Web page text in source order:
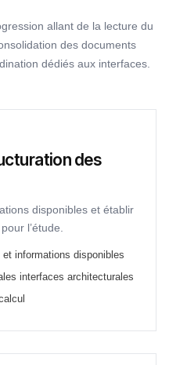
allant de la lecture du
des documents
dédiés aux interfaces.
des
disponibles et établir
l’étude.
informations disponibles
interfaces architecturales